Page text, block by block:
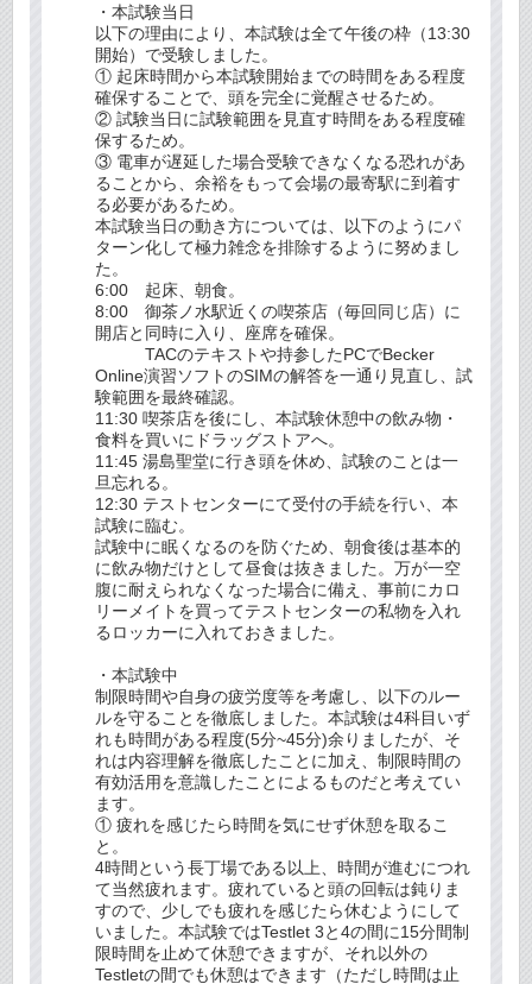
・本試験当日
以下の理由により、本試験は全て午後の枠（13:30
開始）で受験しました。
① 起床時間から本試験開始までの時間をある程度
確保することで、頭を完全に覚醒させるため。
② 試験当日に試験範囲を見直す時間をある程度確
保するため。
③ 電車が遅延した場合受験できなくなる恐れがあ
ることから、余裕をもって会場の最寄駅に到着す
る必要があるため。
本試験当日の動き方については、以下のようにパ
ターン化して極力雑念を排除するように努めまし
た。
6:00 起床、朝食。
8:00 御茶ノ水駅近くの喫茶店（毎回同じ店）に
開店と同時に入り、座席を確保。
TACのテキストや持参したPCでBecker
Online演習ソフトのSIMの解答を一通り見直し、試
験範囲を最終確認。
11:30 喫茶店を後にし、本試験休憩中の飲み物・
食料を買いにドラッグストアへ。
11:45 湯島聖堂に行き頭を休め、試験のことは一
旦忘れる。
12:30 テストセンターにて受付の手続を行い、本
試験に臨む。
試験中に眠くなるのを防ぐため、朝食後は基本的
に飲み物だけとして昼食は抜きました。万が一空
腹に耐えられなくなった場合に備え、事前にカロ
リーメイトを買ってテストセンターの私物を入れ
るロッカーに入れておきました。
・本試験中
制限時間や自身の疲労度等を考慮し、以下のルー
ルを守ることを徹底しました。本試験は4科目いず
れも時間がある程度(5分~45分)余りましたが、そ
れは内容理解を徹底したことに加え、制限時間の
有効活用を意識したことによるものだと考えてい
ます。
① 疲れを感じたら時間を気にせず休憩を取るこ
と。
4時間という長丁場である以上、時間が進むにつれ
て当然疲れます。疲れていると頭の回転は鈍りま
すので、少しでも疲れを感じたら休むようにして
いました。本試験ではTestlet 3と4の間に15分間制
限時間を止めて休憩できますが、それ以外の
Testletの間でも休憩はできます（ただし時間は止